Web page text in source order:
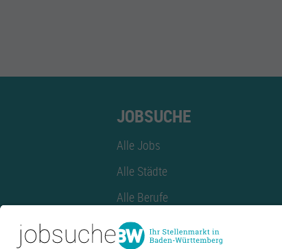
JOBSUCHE
Alle Jobs
Alle Städte
Alle Berufe
Alle Berufe nach Stadt